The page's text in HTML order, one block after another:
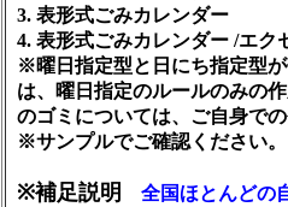
3. 表形式ごみカレンダー
4. 表形式ごみカレンダー /エク
※曜日指定型と日にち指定型
は、曜日指定のルールのみの
のゴミについては、ご自身での
※サンプルでご確認ください。
※補足説明
全国ほとんどの